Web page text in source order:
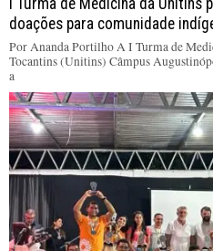
I Turma de Medicina da Unitins
doações para comunidade
Por Ananda Portilho A I Turma de
Tocantins (Unitins) Câmpus
a